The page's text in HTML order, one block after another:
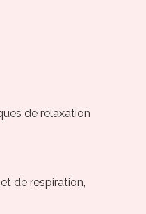
de relaxation
de respiration,